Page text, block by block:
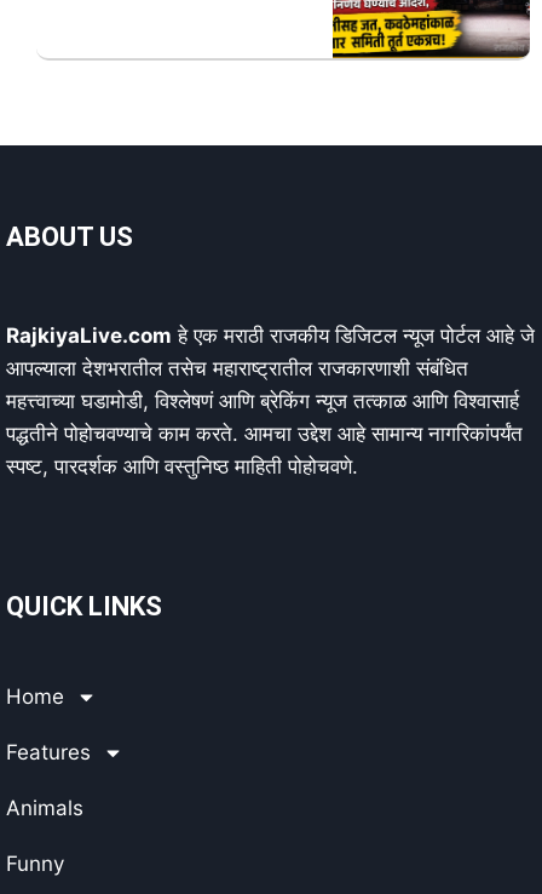
ABOUT US
RajkiyaLive.com हे एक मराठी राजकीय डिजिटल न्यूज पोर्टल आहे जे
आपल्याला देशभरातील तसेच महाराष्ट्रातील राजकारणाशी संबंधित
महत्त्वाच्या घडामोडी, विश्लेषणं आणि ब्रेकिंग न्यूज तत्काळ आणि विश्वासार्ह
पद्धतीने पोहोचवण्याचे काम करते. आमचा उद्देश आहे सामान्य नागरिकांपर्यंत
स्पष्ट, पारदर्शक आणि वस्तुनिष्ठ माहिती पोहोचवणे.
QUICK LINKS
Home
Features
Animals
Funny